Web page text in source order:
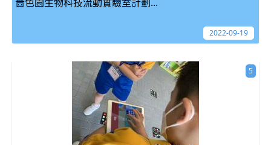
2022-09-19
5